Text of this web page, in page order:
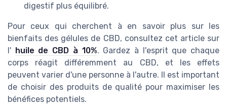
digestif plus équilibré.
Pour ceux qui cherchent à en savoir plus sur les
bienfaits des gélules de CBD, consultez cet article sur
l' huile de CBD à 10%. Gardez à l'esprit que chaque
corps réagit différemment au CBD, et les effets
peuvent varier d'une personne à l'autre. Il est important
de choisir des produits de qualité pour maximiser les
bénéfices potentiels.